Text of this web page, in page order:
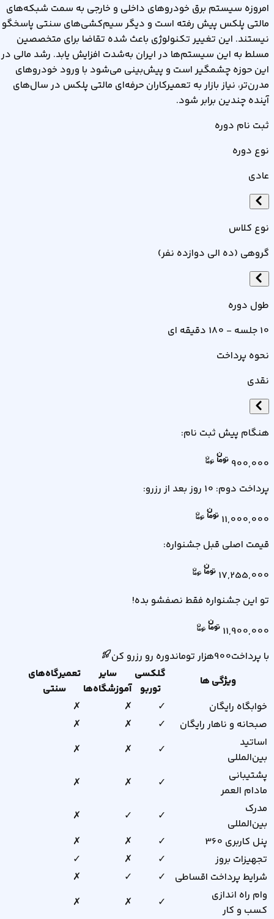
امروزه سیستم برق خودروهای داخلی و خارجی به سمت شبکه‌های
مالتی پلکس پیش رفته است و دیگر سیم‌کشی‌های سنتی پاسخگو
نیستند. این تغییر تکنولوژی باعث شده تقاضا برای متخصصین
مسلط به این سیستم‌ها در ایران به‌شدت افزایش یابد. رشد مالی در
این حوزه چشمگیر است و پیش‌بینی می‌شود با ورود خودروهای
مدرن‌تر، نیاز بازار به تعمیرکاران حرفه‌ای مالتی پلکس در سال‌های
آینده چندین برابر شود.
ثبت نام دوره
نوع دوره
عادی
نوع کلاس
گروهی (ده الی دوازده نفر)
طول دوره
10 جلسه - 180 دقیقه ای
نحوه پرداخت
نقدی
هنگام پیش ثبت نام:
900,000
پرداخت دوم: 10 روز بعد از رزرو
:
11,000,000
قیمت اصلی قبل جشنواره:
17,255,000
تو این جشنواره فقط نصفشو بده!
11,900,000
با پرداخت900هزارتوماندوره رو رزرو کن
ویژگی ها
گلکسی
توربو
سایر
آموزشگاه‌ها
تعمیرگاه‌های
سنتی
خوابگاه رایگان
✓
✗
✗
صبحانه و ناهار رایگان
✓
✗
✗
اساتید
بین‌المللی
✓
✗
✗
پشتیبانی
مادام العمر
✓
✗
✗
مدرک
بین‌المللی
✓
✓
✗
پنل کاربری 360
✓
✗
✗
تجهیزات بروز
✓
✗
✓
شرایط پرداخت اقساطی
✓
✓
✗
وام راه اندازی
کسب و کار
✓
✗
✗